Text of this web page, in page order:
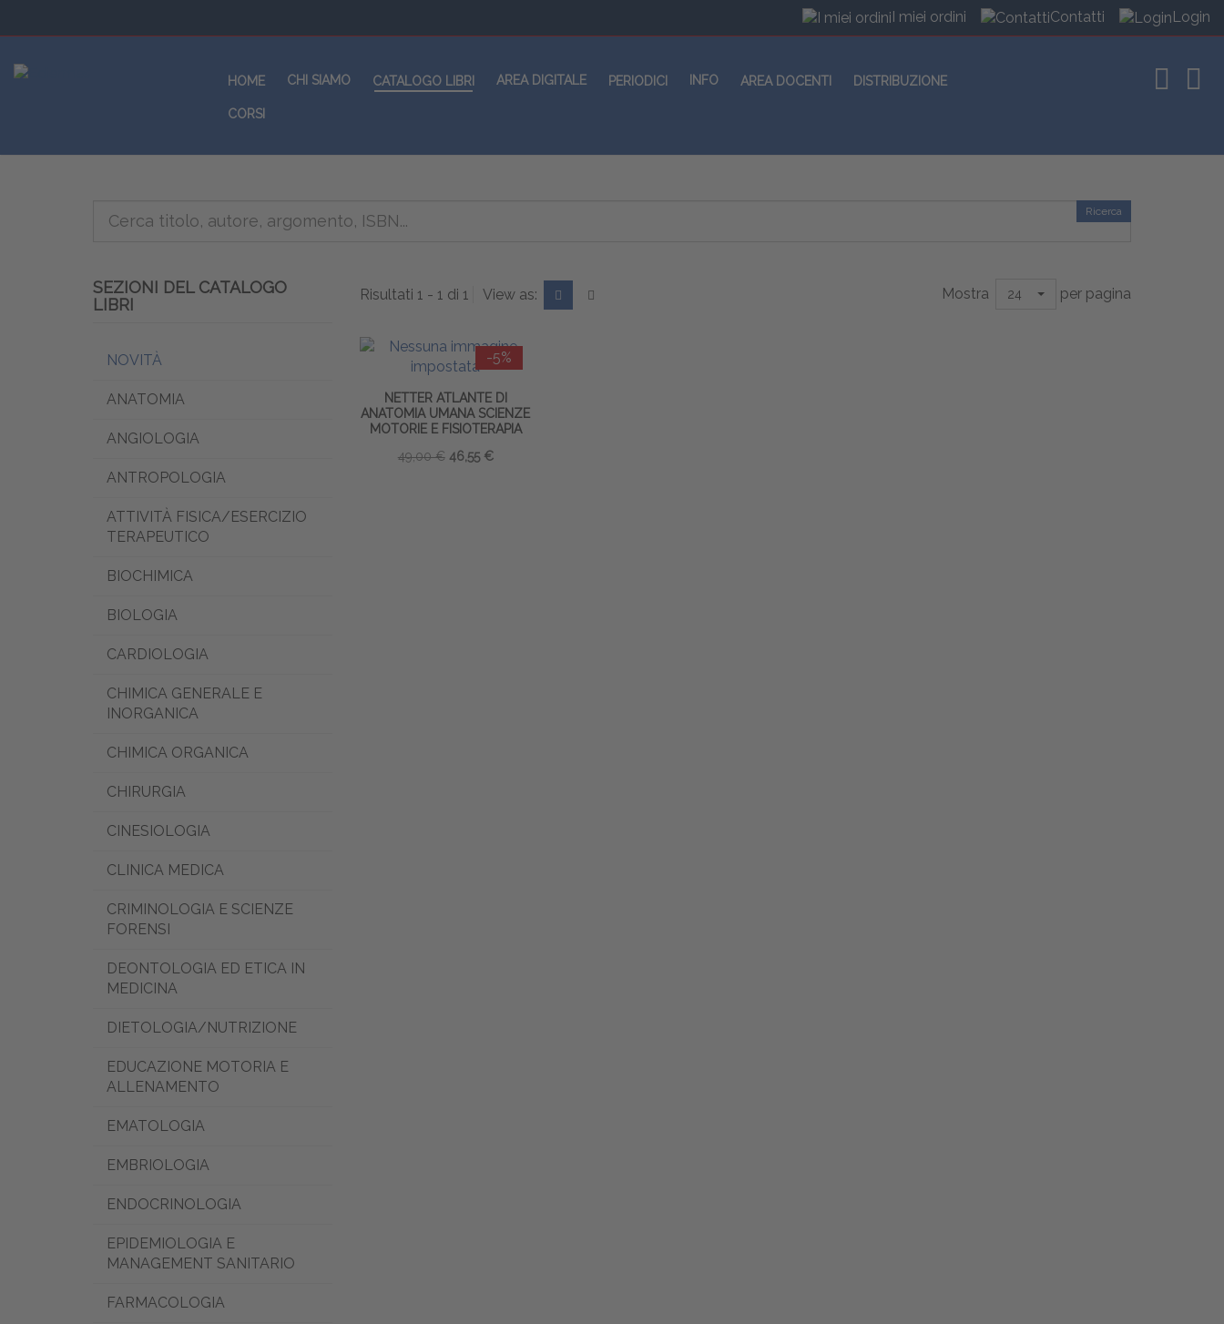
I miei ordini Contatti Login
HOME CHI SIAMO CATALOGO LIBRI AREA DIGITALE PERIODICI INFO AREA DOCENTI DISTRIBUZIONE
CORSI
Ricerca
Risultati 1 - 1 di 1 View as: Mostra 24 per pagina
-5%
NETTER ATLANTE DI
ANATOMIA UMANA SCIENZE
MOTORIE E FISIOTERAPIA
49,00 € 46,55 €
SEZIONI DEL CATALOGO
LIBRI
NOVITÀ
ANATOMIA
ANGIOLOGIA
ANTROPOLOGIA
ATTIVITÀ FISICA/ESERCIZIO
TERAPEUTICO
BIOCHIMICA
BIOLOGIA
CARDIOLOGIA
CHIMICA GENERALE E
INORGANICA
CHIMICA ORGANICA
CHIRURGIA
CINESIOLOGIA
CLINICA MEDICA
CRIMINOLOGIA E SCIENZE
FORENSI
DEONTOLOGIA ED ETICA IN
MEDICINA
DIETOLOGIA/NUTRIZIONE
EDUCAZIONE MOTORIA E
ALLENAMENTO
EMATOLOGIA
EMBRIOLOGIA
ENDOCRINOLOGIA
EPIDEMIOLOGIA E
MANAGEMENT SANITARIO
FARMACOLOGIA